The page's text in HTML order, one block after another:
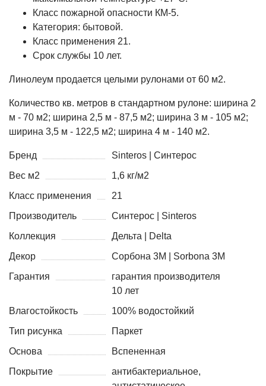
Класс пожарной опасности КМ-5.
Категория: бытовой.
Класс применения 21.
Срок службы 10 лет.
Линолеум продается целыми рулонами от 60 м2.
Количество кв. метров в стандартном рулоне: ширина 2
м - 70 м2; ширина 2,5 м - 87,5 м2; ширина 3 м - 105 м2;
ширина 3,5 м - 122,5 м2; ширина 4 м - 140 м2.
Бренд
Sinteros | Синтерос
Вес м2
1,6 кг/м2
Класс применения
21
Производитель
Синтерос | Sinteros
Коллекция
Дельта | Delta
Декор
Сорбона 3М | Sorbona 3M
Гарантия
гарантия производителя
10 лет
Влагостойкость
100% водостойкий
Тип рисунка
Паркет
Основа
Вспененная
Покрытие
антибактериальное,